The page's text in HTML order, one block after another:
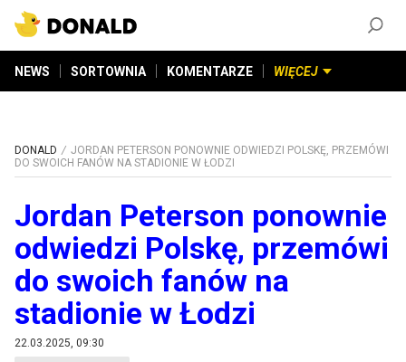
NEWS SORTOWNIA KOMENTARZE WIĘCEJ
DONALD
JORDAN PETERSON PONOWNIE ODWIEDZI POLSKĘ, PRZEMÓWI
DO SWOICH FANÓW NA STADIONIE W ŁODZI
Jordan Peterson ponownie
odwiedzi Polskę, przemówi
do swoich fanów na
stadionie w Łodzi
22.03.2025, 09:30